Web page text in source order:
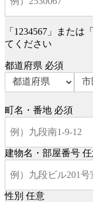
「1234567」または
てください
都道府県 必須
町名・番地 必須
建物名・部屋番号
性別 任意